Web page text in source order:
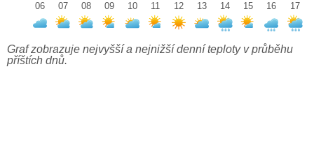
06
07
08
09
10
11
12
13
14
15
16
17
Graf zobrazuje nejvyšší a nejnižší denní teploty v průběhu
příštích dnů.